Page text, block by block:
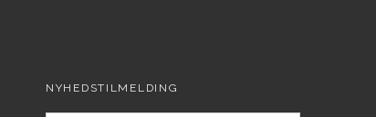
NYHEDSTILMELDING